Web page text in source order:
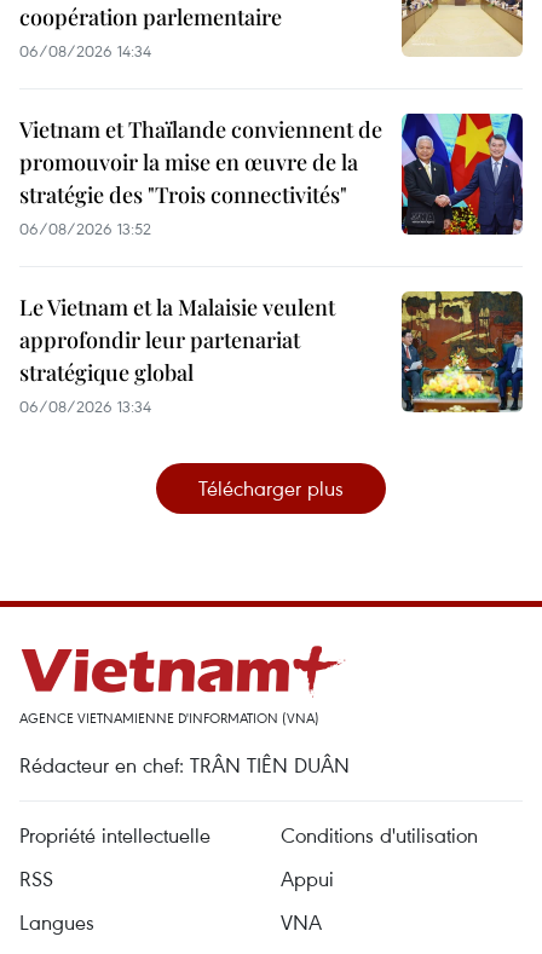
coopération parlementaire
06/08/2026 14:34
Vietnam et Thaïlande conviennent de
promouvoir la mise en œuvre de la
stratégie des "Trois connectivités"
06/08/2026 13:52
Le Vietnam et la Malaisie veulent
approfondir leur partenariat
stratégique global
06/08/2026 13:34
Télécharger plus
AGENCE VIETNAMIENNE D'INFORMATION (VNA)
Rédacteur en chef: TRÂN TIÊN DUÂN
Propriété intellectuelle
Conditions d'utilisation
RSS
Appui
Langues
VNA